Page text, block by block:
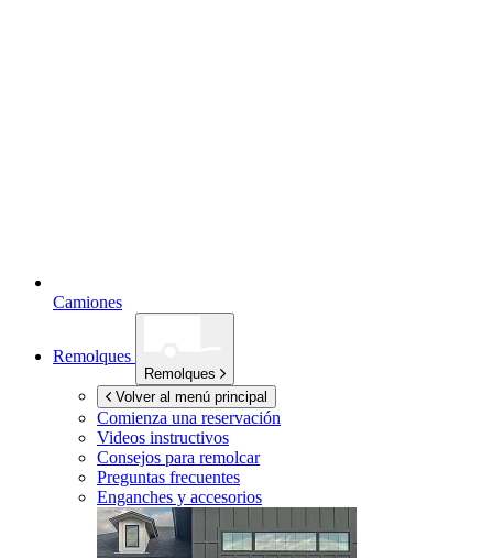
Camiones
Remolques
Remolques
Volver al menú principal
Comienza una reservación
Videos instructivos
Consejos para remolcar
Preguntas frecuentes
Enganches y accesorios